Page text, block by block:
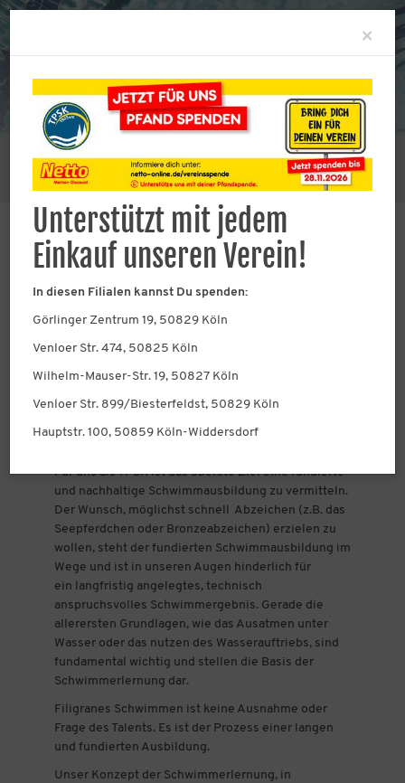
Sie befinden sich hier:
Abteilungen
Schwimmen Schwimmerlernung (Kurse)
Schwimmkurse für
Kinder
Filigranes Schwimmen ist unsere
Kompetenz!
Für uns als TPSK ist das oberste Ziel eine fundierte
und nachhaltige Schwimmausbildung zu vermitteln.
Der Wunsch, möglichst schnell Abzeichen (z.B. das
Seepferdchen oder Bronzeabzeichen) erzielen zu
wollen, steht der fundierten Schwimmausbildung im
Wege und ist in unseren Augen hinderlich für
ein langfristig angelegtes, technisch
anspruchsvolles Schwimmergebnis. Gerade die
allerersten Grundlagen, wie das Ausatmen unter
Wasser oder das nutzen des Wasserauftriebs, sind
fundamental wichtig und stellen die Basis der
Schwimmerlernung dar.
Filigranes Schwimmen ist keine Ausnahme oder
Frage des Talents. Es ist der Prozess einer langen
und fundierten Ausbildung.
Unser Konzept der Schwimmerlernung, in
×
Unterstützt mit jedem
Einkauf unseren Verein!
In diesen Filialen kannst Du spenden:
Görlinger Zentrum 19, 50829 Köln
Venloer Str. 474, 50825 Köln
Wilhelm-Mauser-Str. 19, 50827 Köln
Venloer Str. 899/Biesterfeldst, 50829 Köln
Hauptstr. 100, 50859 Köln-Widdersdorf